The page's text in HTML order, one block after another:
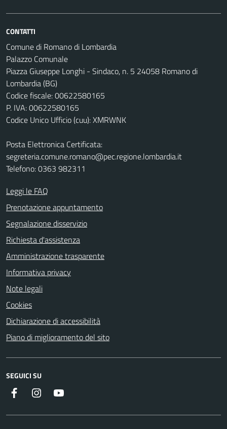
CONTATTI
Comune di Romano di Lombardia
Palazzo Comunale
Piazza Giuseppe Longhi - Sindaco, n. 5 24058 Romano di
Lombardia (BG)
Codice fiscale: 00622580165
P. IVA: 00622580165
Codice Unico Ufficio (cuu): XMRWNK
Posta Elettronica Certificata:
segreteria.comune.romano@pec.regione.lombardia.it
Telefono: 0363 982311
Leggi le FAQ
Prenotazione appuntamento
Segnalazione disservizio
Richiesta d'assistenza
Amministrazione trasparente
Informativa privacy
Note legali
Cookies
Dichiarazione di accessibilità
Piano di miglioramento del sito
SEGUICI SU
Facebook Instagram